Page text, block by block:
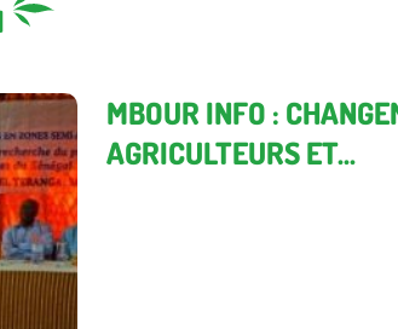
MBOUR INFO :
AGRICULTEURS ET...